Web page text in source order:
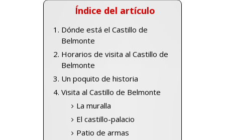
Índice del artículo
Dónde está el Castillo de
Belmonte
Horarios de visita al Castillo de
Belmonte
Un poquito de historia
Visita al Castillo de Belmonte
La muralla
El castillo-palacio
Patio de armas